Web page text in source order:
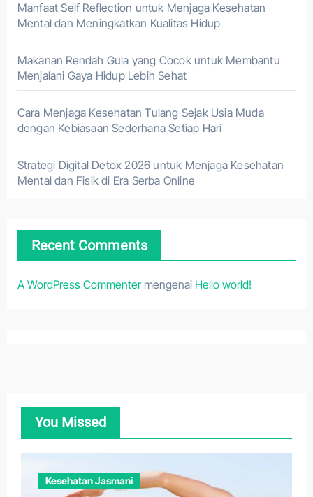
Manfaat Self Reflection untuk Menjaga Kesehatan
Mental dan Meningkatkan Kualitas Hidup
Makanan Rendah Gula yang Cocok untuk Membantu
Menjalani Gaya Hidup Lebih Sehat
Cara Menjaga Kesehatan Tulang Sejak Usia Muda
dengan Kebiasaan Sederhana Setiap Hari
Strategi Digital Detox 2026 untuk Menjaga Kesehatan
Mental dan Fisik di Era Serba Online
Recent Comments
A WordPress Commentermengenai Hello world!
You Missed
Kesehatan Jasmani